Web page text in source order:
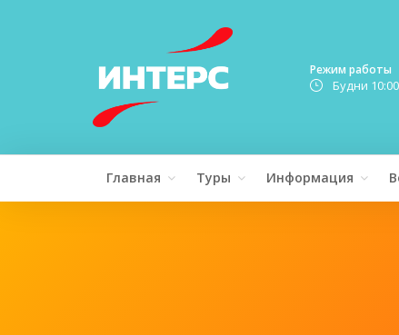
Режим работы
Будни
Главная Туры Информация